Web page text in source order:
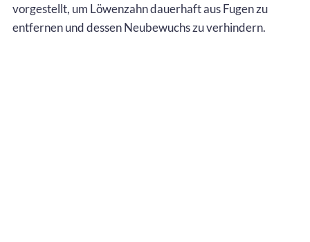
vorgestellt, um Löwenzahn dauerhaft aus Fugen zu
entfernen und dessen Neubewuchs zu verhindern.